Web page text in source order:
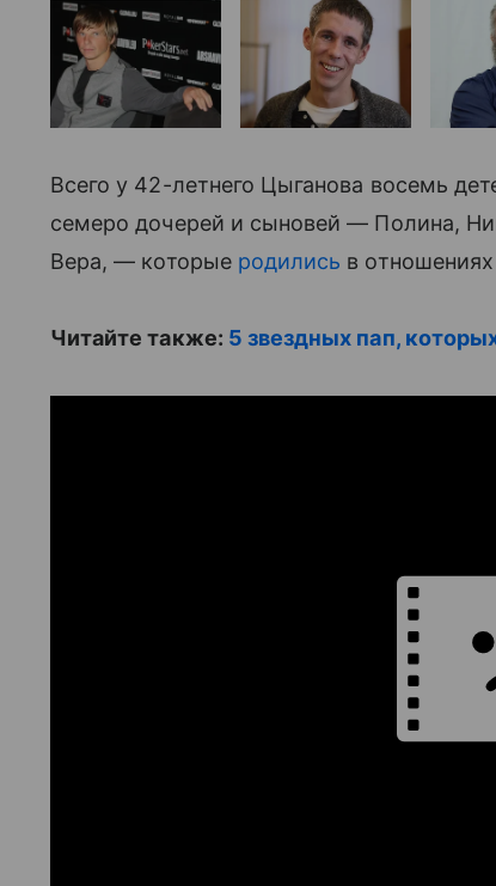
Всего у 42-летнего Цыганова восемь
семеро дочерей и сыновей — Полина,
Вера, — которые родились в
Читайте также: 5 звездных пап,